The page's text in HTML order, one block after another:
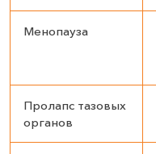
Менопауза
Пролапс тазовых
органов